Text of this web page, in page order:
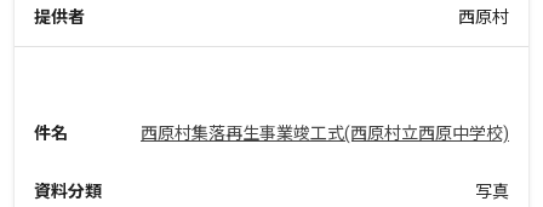
提供者 西原村
件名 西原村集落再生事業竣工式(西原村立西原中学校)
資料分類 写真